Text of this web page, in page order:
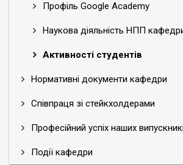
Профіль Google Academy
Наукова діяльність НПП
Активності студентів
Нормативні документи кафедри
Співпраця зі стейкхолдерами
Професійний успіх наших
Події кафедри